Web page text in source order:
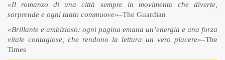
«Il romanzo di una città sempre in movimento che diverte,
sorprende e ogni tanto commuove»–The Guardian
«Brillante e ambizioso: ogni pagina emana un’energia e una forza
vitale contagiose, che rendono la lettura un vero piacere»–The
Times